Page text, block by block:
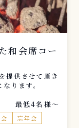
和会席コー
提供させて頂き
ります。
最低4名様〜
忘年会